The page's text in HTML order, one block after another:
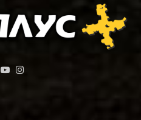
Facebook
YouTube